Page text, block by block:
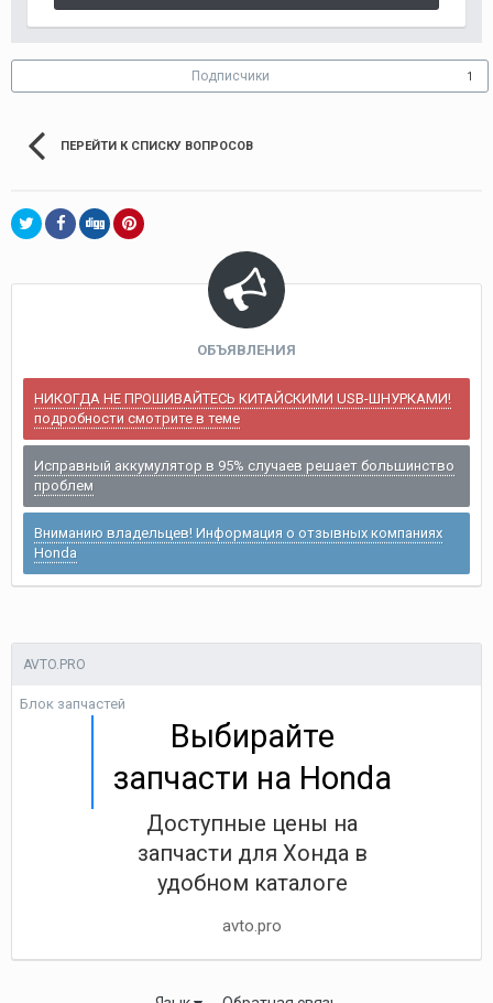
Подписчики 1
ПЕРЕЙТИ К СПИСКУ ВОПРОСОВ
ОБЪЯВЛЕНИЯ
НИКОГДА НЕ ПРОШИВАЙТЕСЬ КИТАЙСКИМИ USB-ШНУРКАМИ!
подробности смотрите в теме
Исправный аккумулятор в 95% случаев решает большинство
проблем
Вниманию владельцев! Информация о отзывных компаниях
Honda
AVTO.PRO
Блок запчастей
Выбирайте
запчасти на Honda
Доступные цены на
запчасти для Хонда в
удобном каталоге
avto.pro